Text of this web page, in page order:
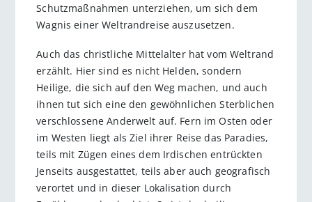
Schutzmaßnahmen unterziehen, um sich dem
Wagnis einer Weltrandreise auszusetzen.
Auch das christliche Mittelalter hat vom Weltrand
erzählt. Hier sind es nicht Helden, sondern
Heilige, die sich auf den Weg machen, und auch
ihnen tut sich eine den gewöhnlichen Sterblichen
verschlossene Anderwelt auf. Fern im Osten oder
im Westen liegt als Ziel ihrer Reise das Paradies,
teils mit Zügen eines dem Irdischen entrückten
Jenseits ausgestattet, teils aber auch geografisch
ver­ortet und in dieser Lokalisation durch